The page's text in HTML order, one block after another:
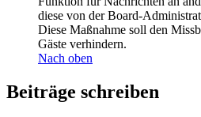
diese von der Board-
Diese Maßnahme soll den
Gäste verhindern.
Nach oben
Beiträge schreiben